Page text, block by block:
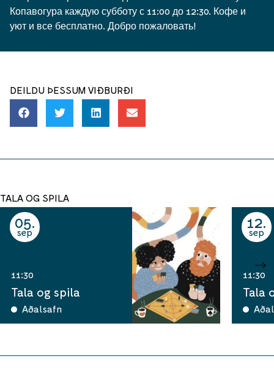
Копавогура каждую субботу с 11:00 до 12:30. Кофе и
уют и все бесплатно. Добро пожаловать!
DEILDU ÞESSUM VIÐBURÐI
TALA OG SPILA
05
sep
11:30
Tala og spila
Aðalsafn
12
sep
11:30
Tala